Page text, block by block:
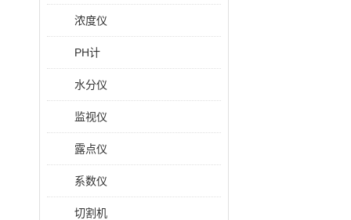
浓度仪
PH计
水分仪
监视仪
露点仪
系数仪
切割机